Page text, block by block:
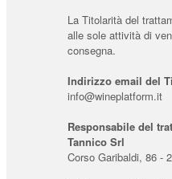
La Titolarità del
alle sole attività di
consegna.
Indirizzo email del
info@wineplatform.it
Responsabile del
Tannico Srl
Corso Garibaldi, 86 -